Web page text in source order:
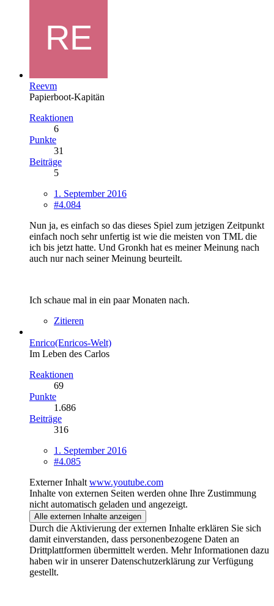
Reevm
Papierboot-Kapitän
Reaktionen
6
Punkte
31
Beiträge
5
1. September 2016
#4.084
Nun ja, es einfach so das dieses Spiel zum jetzigen Zeitpunkt
einfach noch sehr unfertig ist wie die meisten von TML die
ich bis jetzt hatte. Und Gronkh hat es meiner Meinung nach
auch nur nach seiner Meinung beurteilt.
Ich schaue mal in ein paar Monaten nach.
Zitieren
Enrico(Enricos-Welt)
Im Leben des Carlos
Reaktionen
69
Punkte
1.686
Beiträge
316
1. September 2016
#4.085
Externer Inhalt www.youtube.com
Inhalte von externen Seiten werden ohne Ihre Zustimmung
nicht automatisch geladen und angezeigt.
Alle externen Inhalte anzeigen
Durch die Aktivierung der externen Inhalte erklären Sie sich
damit einverstanden, dass personenbezogene Daten an
Drittplattformen übermittelt werden. Mehr Informationen dazu
haben wir in unserer Datenschutzerklärung zur Verfügung
gestellt.